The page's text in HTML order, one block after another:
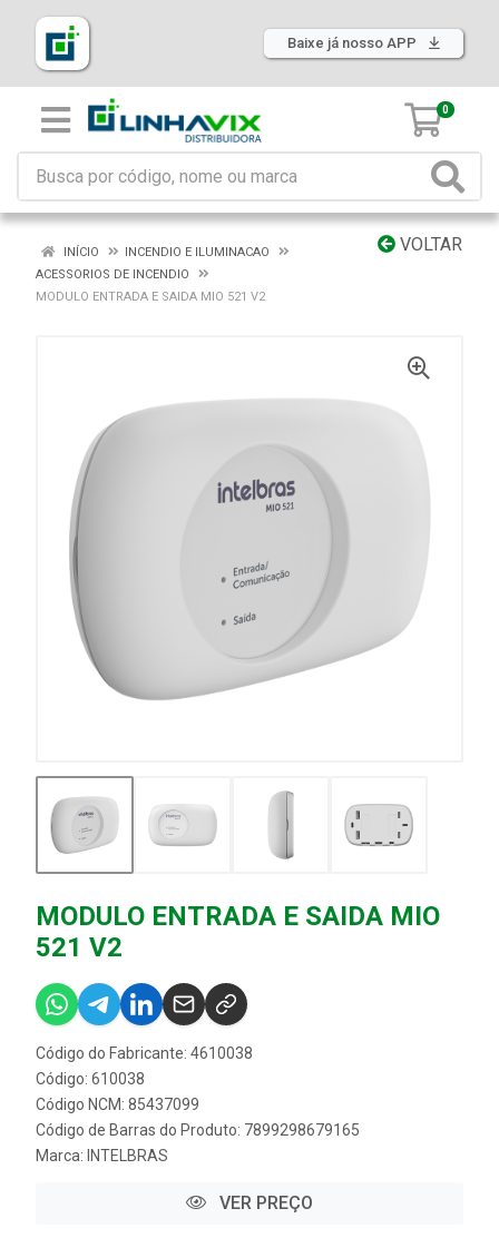
Baixe já nosso APP
0
VOLTAR
INÍCIO
INCENDIO E ILUMINACAO
ACESSORIOS DE INCENDIO
MODULO ENTRADA E SAIDA MIO 521 V2
MODULO ENTRADA E SAIDA MIO
521 V2
Código do Fabricante: 4610038
Código: 610038
Código NCM: 85437099
Código de Barras do Produto: 7899298679165
Marca: INTELBRAS
VER PREÇO